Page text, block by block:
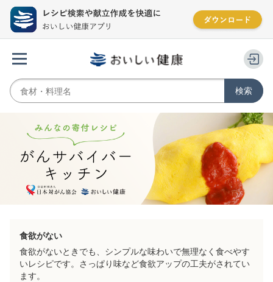
食欲がない
食欲がないときでも、シンプルな味わいで無理なく食べやす
いレシピです。さっぱり味など食欲アップの工夫がされてい
ます。